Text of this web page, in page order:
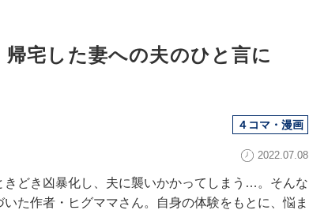
帰宅した妻への夫のひと言に
４コマ・漫画
2022.07.08
どき凶暴化し、夫に襲いかかってしまう…。そんな
た作者・ヒグママさん。自身の体験をもとに、悩ま